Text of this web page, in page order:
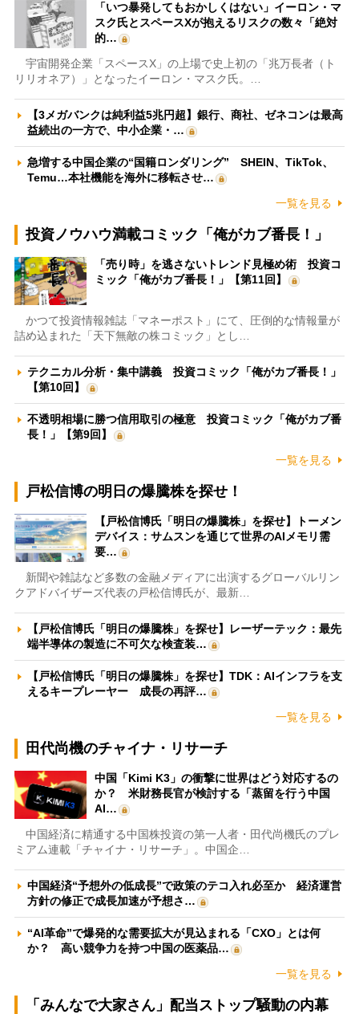
「いつ暴発してもおかしくはない」イーロン・マ
スク氏とスペースXが抱えるリスクの数々「絶対
的…
宇宙開発企業「スペースX」の上場で史上初の「兆万長者（ト
リリオネア）」となったイーロン・マスク氏。…
【3メガバンクは純利益5兆円超】銀行、商社、ゼネコンは最高
益続出の一方で、中小企業・…
急増する中国企業の“国籍ロンダリング” SHEIN、TikTok、
Temu…本社機能を海外に移転させ…
一覧を見る
投資ノウハウ満載コミック「俺がカブ番長！」
「売り時」を逃さないトレンド見極め術 投資コ
ミック「俺がカブ番長！」【第11回】
かつて投資情報雑誌「マネーポスト」にて、圧倒的な情報量が
詰め込まれた「天下無敵の株コミック」とし…
テクニカル分析・集中講義 投資コミック「俺がカブ番長！」
【第10回】
不透明相場に勝つ信用取引の極意 投資コミック「俺がカブ番
長！」【第9回】
一覧を見る
戸松信博の明日の爆騰株を探せ！
【戸松信博氏「明日の爆騰株」を探せ】トーメン
デバイス：サムスンを通じて世界のAIメモリ需
要…
新聞や雑誌など多数の金融メディアに出演するグローバルリン
クアドバイザーズ代表の戸松信博氏が、最新…
【戸松信博氏「明日の爆騰株」を探せ】レーザーテック：最先
端半導体の製造に不可欠な検査装…
【戸松信博氏「明日の爆騰株」を探せ】TDK：AIインフラを支
えるキープレーヤー 成長の再評…
一覧を見る
田代尚機のチャイナ・リサーチ
中国「Kimi K3」の衝撃に世界はどう対応するの
か？ 米財務長官が検討する「蒸留を行う中国
AI…
中国経済に精通する中国株投資の第一人者・田代尚機氏のプレ
ミアム連載「チャイナ・リサーチ」。中国企…
中国経済“予想外の低成長”で政策のテコ入れ必至か 経済運営
方針の修正で成長加速が予想さ…
“AI革命”で爆発的な需要拡大が見込まれる「CXO」とは何
か？ 高い競争力を持つ中国の医薬品…
一覧を見る
「みんなで大家さん」配当ストップ騒動の内幕